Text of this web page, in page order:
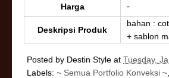
Harga -
Deskripsi Produk
bahan :
+ sablon
Posted by Destin Style at Tuesday,
Labels: ~ Semua Portfolio Konveksi ~